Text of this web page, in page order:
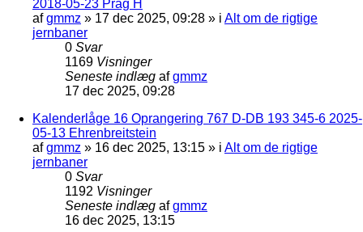
2018-05-23 Prag H
afgmmz » 17 dec 2025, 09:28 » i Alt om de rigtige
jernbaner
0 Svar
1169 Visninger
Seneste indlæg afgmmz
17 dec 2025, 09:28
Kalenderlåge 16 Oprangering 767 D-DB 193 345-6 2025-
05-13 Ehrenbreitstein
afgmmz » 16 dec 2025, 13:15 » i Alt om de rigtige
jernbaner
0 Svar
1192 Visninger
Seneste indlæg afgmmz
16 dec 2025, 13:15